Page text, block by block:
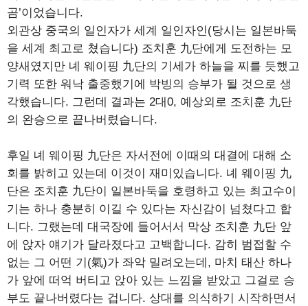
곰’이었습니다.
외관상 중국의 일인자가 세계 일인자인(당시는 일본바둑
을 세계 최고로 쳤습니다) 조치훈 九단에게 도전하는 모
양새였지만 녜 웨이핑 九단의 기세가 하늘을 찌를 듯했고
기력 또한 워낙 출중했기에 박빙의 승부가 될 것으로 생
각했습니다. 그런데 결과는 2대0, 예상외로 조치훈 九단
의 완승으로 끝나버렸습니다.
후일 녜 웨이핑 九단은 자서전에 이때의 대결에 대해 소
회를 밝히고 있는데 이것이 재미있습니다. 녜 웨이핑 九
단은 조치훈 九단이 일본바둑을 호령하고 있는 최고수이
기는 하나 충분히 이길 수 있다는 자신감이 넘쳤다고 합
니다. 그랬는데 대국장에 들어서서 막상 조치훈 九단 앞
에 앉자 얘기가 달라졌다고 고백합니다. 감히 범접할 수
없는 그 어떤 기(氣)가 좌악 밀려오는데, 마치 태산 하나
가 앞에 떠억 버티고 앉아 있는 느낌을 받았고 그걸로 승
부도 끝나버렸다는 겁니다. 상대를 의식하기 시작하면서